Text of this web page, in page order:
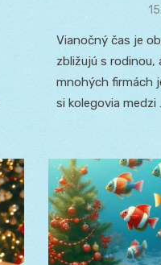
Vianočný čas je
zbližujú s rodinou,
mnohých firmách
si kolegovia medzi